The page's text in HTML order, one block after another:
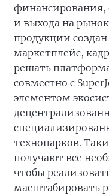
финансирования,
и выхода на
продукции
маркетплейс,
решать
совместно с
элементом
технопарков.
получают все
чтобы
масштабировать